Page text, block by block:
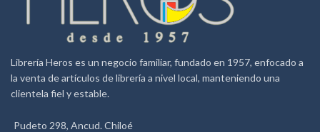
Librería Heros es un negocio familiar, fundado en 1957, enfocado a
la venta de artículos de librería a nivel local, manteniendo una
clientela fiel y estable.
Pudeto 298, Ancud. Chiloé